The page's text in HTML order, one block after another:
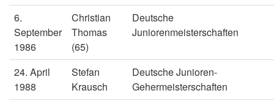
6.
September
1986
Christian
Thomas
(65)
Deutsche
Juniorenmeisterschaften
24. April
1988
Stefan
Krausch
Deutsche Junioren-
Gehermeisterschaften